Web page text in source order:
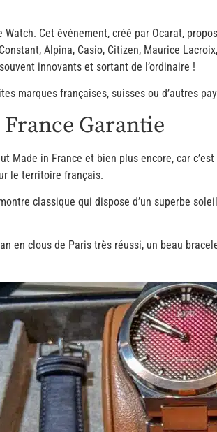
Cet événement, créé par Ocarat,
Alpina, Casio, Citizen, Maurice
innovants et sortant de l’ordinaire !
marques françaises, suisses ou d’autres
Garantie
in France et bien plus encore, car
le territoire français.
classique qui dispose d’un superbe
en clous de Paris très réussi, un beau